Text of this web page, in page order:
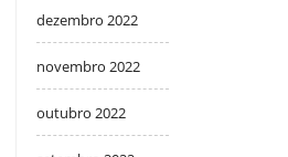
dezembro 2022
novembro 2022
outubro 2022